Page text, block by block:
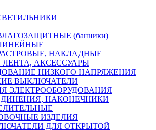
(банники)
НАКЛАДНЫЕ
АКСЕССУАРЫ
НИЗКОГО НАПРЯЖЕНИЯ
ВЫКЛЮЧАТЕЛИ
ЭЛЕКТРООБОРУДОВАНИЯ
НАКОНЕЧНИКИ
ИЗДЕЛИЯ
ДЛЯ ОТКРЫТОЙ